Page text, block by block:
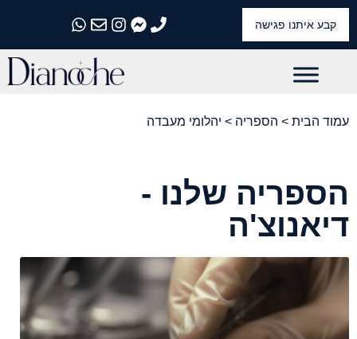
קבע איתנו פגישה
התקשרו אלינו
התקשרו אלינו
התקשרו אלינו
התקשרו אלינו
התקשרו אלינו
עמוד הבית > הספריה > יהלומי מעבדה
הספריה שלנו -
דיאנוצ'ה